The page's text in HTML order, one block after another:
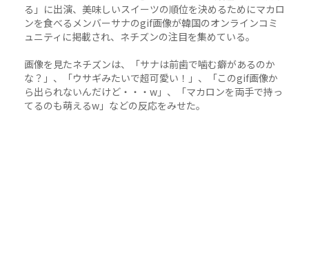
る」に出演、美味しいスイーツの順位を決めるためにマカロ
ンを食べるメンバーサナのgif画像が韓国のオンラインコミ
ュニティに掲載され、ネチズンの注目を集めている。
画像を見たネチズンは、「サナは前歯で噛む癖があるのか
な？」、「ウサギみたいで超可愛い！」、「このgif画像か
ら出られないんだけど・・・w」、「マカロンを両手で持っ
てるのも萌えるw」などの反応をみせた。